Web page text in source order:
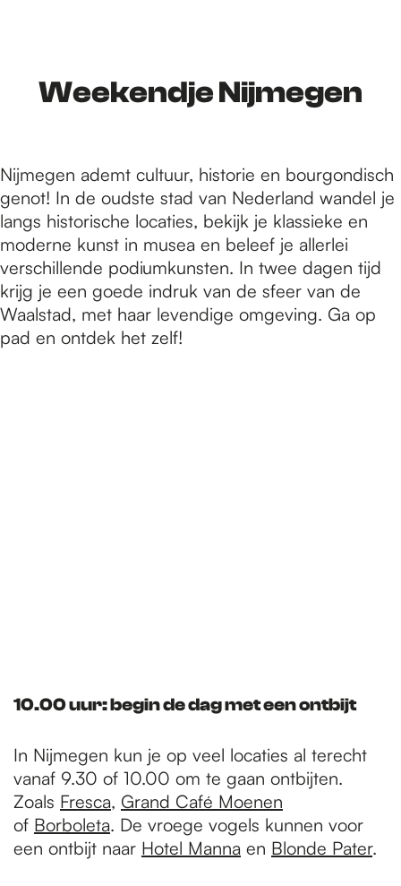
d
e
h
o
Weekendje Nijmegen
Nijmegen ademt cultuur, historie en bourgondisch
genot! In de oudste stad van Nederland wandel je
langs historische locaties, bekijk je klassieke en
moderne kunst in musea en beleef je allerlei
verschillende podiumkunsten. In twee dagen tijd
krijg je een goede indruk van de sfeer van de
Waalstad, met haar levendige omgeving. Ga op
pad en ontdek het zelf!
10.00 uur: begin de dag met een ontbijt
In Nijmegen kun je op veel locaties al terecht
vanaf 9.30 of 10.00 om te gaan ontbijten.
Zoals Fresca, Grand Café Moenen
of Borboleta. De vroege vogels kunnen voor
een ontbijt naar Hotel Manna en Blonde Pater.